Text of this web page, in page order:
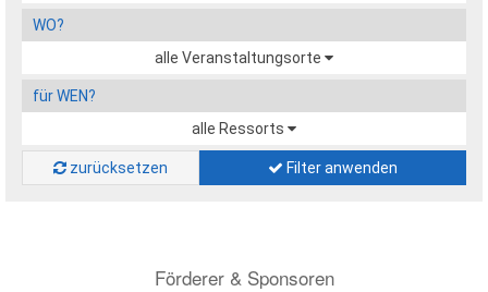
WO?
alle Veranstaltungsorte
für WEN?
alle Ressorts
zurücksetzen Filter anwenden
Förderer & Sponsoren